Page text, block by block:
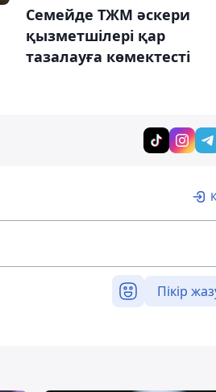
Семейде ТЖМ әскери
қызметшілері қар
тазалауға көмектесті
Пікір